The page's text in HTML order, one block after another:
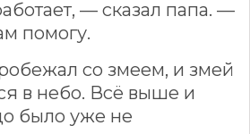
— сказал папа. —
помогу.
со змеем, и змей
в небо. Всё выше и
было уже не